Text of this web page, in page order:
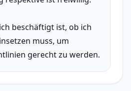
beschäftigt ist, ob ich
muss, um
gerecht zu werden.